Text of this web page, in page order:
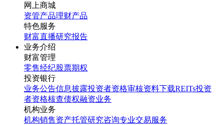
网上商城
资管产品理财产品
特色服务
财富直播研究报告
业务介绍
财富管理
零售经纪股票期权
投资银行
业务公告信息披露投资者资格审核资料下载REITs投资
者资格核查债权融资业务
机构业务
机构销售资产托管研究咨询专业交易服务